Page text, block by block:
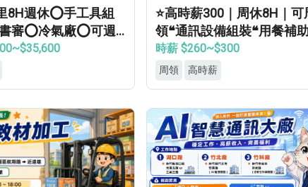
8H週休⭕手工具組
審⭕冷氣廠⭕可週
✅
⭐高時薪300｜周休8H｜可
領❝通訊設備組裝❝用餐補助
當兵可❝免經驗
時薪 $260~$300
周領 高時薪